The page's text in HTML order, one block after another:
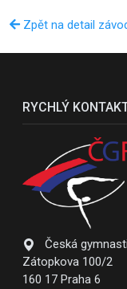
Zpět na detail
RYCHLÝ
Česká
Zátopkova 100/2
160 17 Praha 6